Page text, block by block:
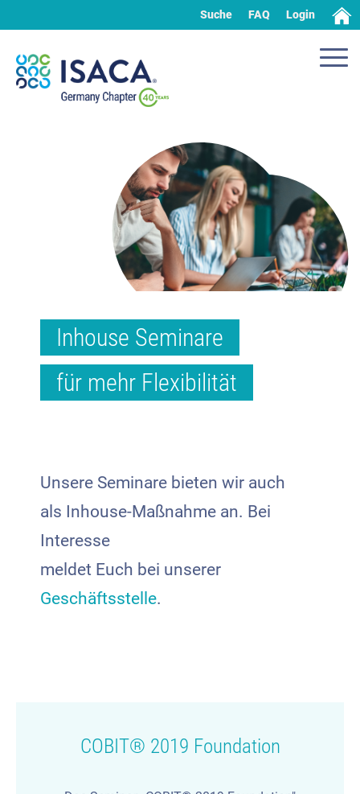
Suche FAQ Login
Inhouse Seminare
für mehr Flexibilität
Unsere Seminare bieten wir auch
als Inhouse-Maßnahme an. Bei
Interesse
meldet Euch bei unserer
Geschäftsstelle.
COBIT® 2019 Foundation